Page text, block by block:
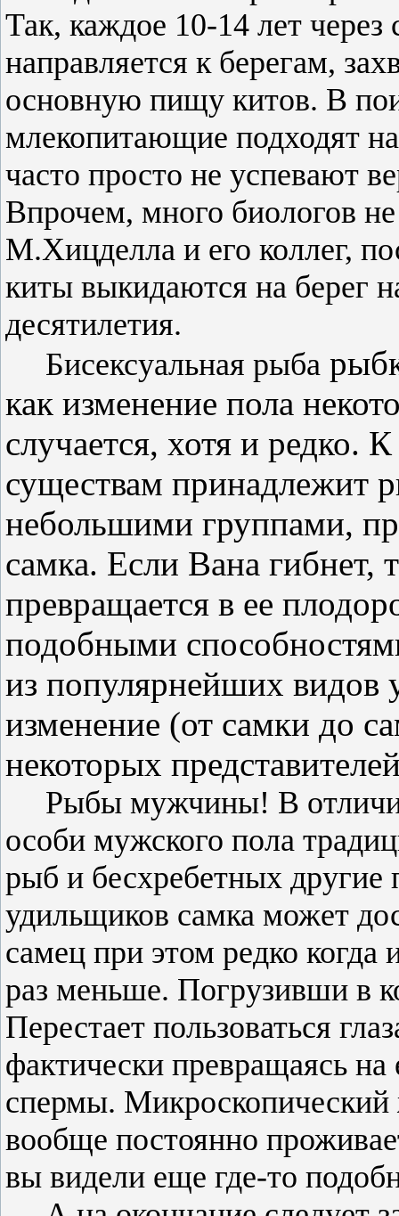
Так, каждое 10-14 лет через
направляется кберегам,
основную пищу китов. В
млекопитающие подходят
часто просто не успевают
Впрочем, много биологов
М.Хицделла и его коллег,
киты выкидаются на берег
десятилетия.
Бисексуальная рыба
как изменение пола
случается, хотя и редко. К
существам принадлежит
небольшими группами,
самка. Если Вана гибнет,
превращается в ее
подобными
из популярнейших видов
изменение (от самки до
некоторых
Рыбы мужчины! В
особи мужского пола
рыб и бесхребетных
удильщиков самка может
самец при этом редко
раз меньше. Погрузивши в
Перестает пользоваться
фактически превращаясь на
спермы. Микроскопический
вообще постоянно
вы видели еще где-то